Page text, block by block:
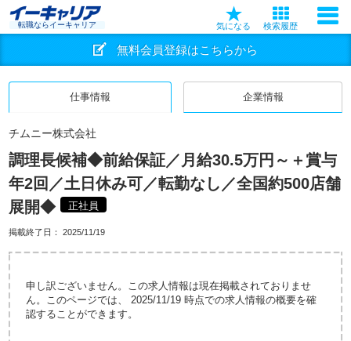
転職ならイーキャリア 気になる 検索履歴
無料会員登録はこちらから
仕事情報 企業情報
チムニー株式会社
調理長候補◆前給保証／月給30.5万円～＋賞与
年2回／土日休み可／転勤なし／全国約500店舗
展開◆
正社員
掲載終了日： 2025/11/19
申し訳ございません。この求人情報は現在掲載されておりませ
ん。このページでは、 2025/11/19 時点での求人情報の概要を確
認することができます。